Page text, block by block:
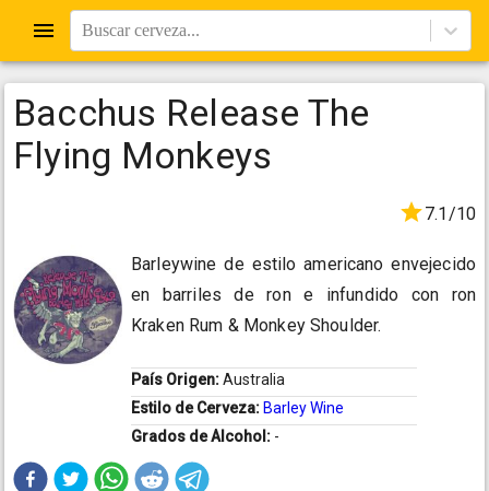
Buscar cerveza...
Bacchus Release The
Flying Monkeys
7.1/10
Barleywine de estilo americano envejecido
en barriles de ron e infundido con ron
Kraken Rum & Monkey Shoulder.
País Origen:Australia
Estilo de Cerveza: Barley Wine
Grados de Alcohol: -